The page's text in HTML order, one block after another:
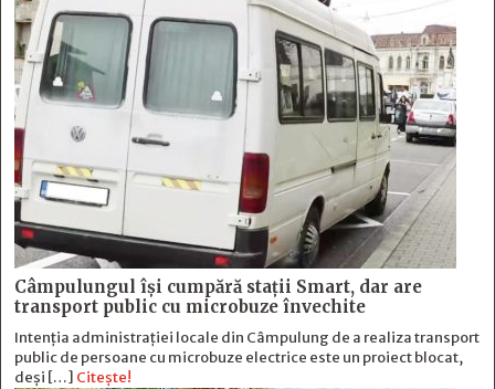
Câmpulungul îşi cumpără staţii Smart, dar are
transport public cu microbuze învechite
Intenția administrației locale din Câmpulung de a realiza transport
public de persoane cu microbuze electrice este un proiect blocat,
deși […] Citește!